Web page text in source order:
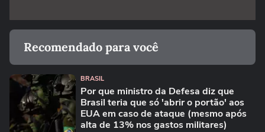
Recomendado para você
BRASIL
Por que ministro da Defesa diz que
Brasil teria que só 'abrir o portão' aos
EUA em caso de ataque (mesmo após
alta de 13% nos gastos militares)